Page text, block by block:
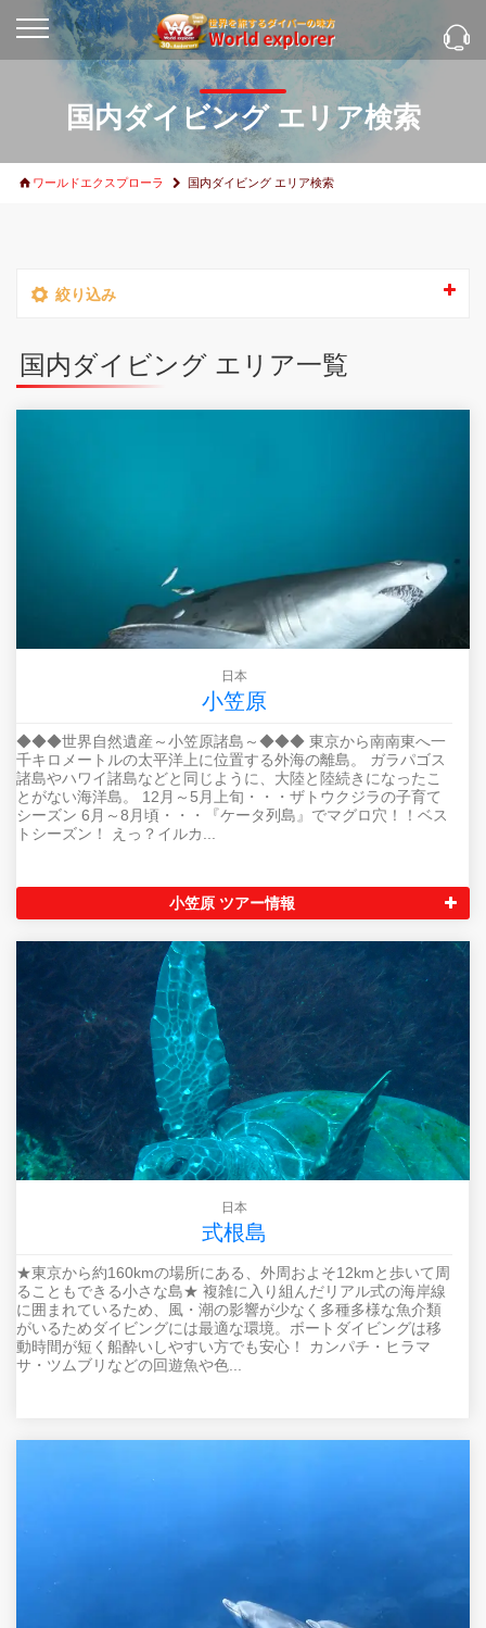
国内ダイビング エリア検索
ワールドエクスプローラ 国内ダイビング エリア検索
絞り込み
国内ダイビング エリア一覧
日本
小笠原
◆◆◆世界自然遺産～小笠原諸島～◆◆◆ 東京から南南東へ一
千キロメートルの太平洋上に位置する外海の離島。 ガラパゴス
諸島やハワイ諸島などと同じように、大陸と陸続きになったこ
とがない海洋島。 12月～5月上旬・・・ザトウクジラの子育て
シーズン 6月～8月頃・・・『ケータ列島』でマグロ穴！！ベス
トシーズン！ えっ？イルカ...
小笠原 ツアー情報
日本
式根島
★東京から約160kmの場所にある、外周およそ12kmと歩いて周
ることもできる小さな島★ 複雑に入り組んだリアル式の海岸線
に囲まれているため、風・潮の影響が少なく多種多様な魚介類
がいるためダイビングには最適な環境。ボートダイビングは移
動時間が短く船酔いしやすい方でも安心！ カンパチ・ヒラマ
サ・ツムブリなどの回遊魚や色...